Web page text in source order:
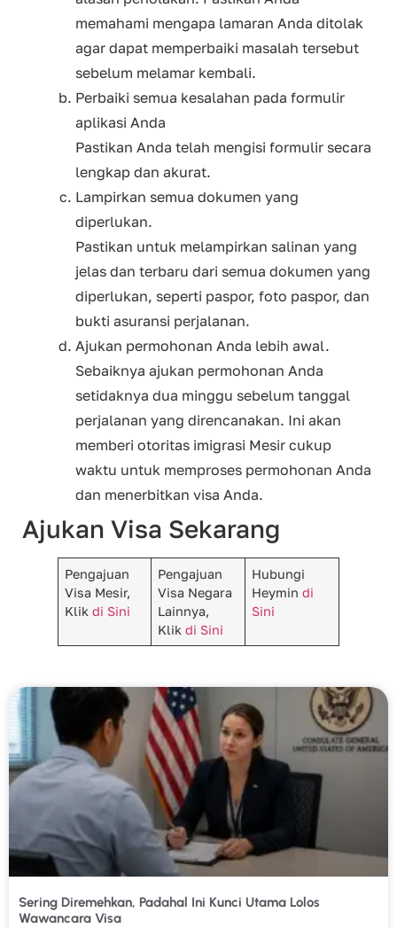
memahami mengapa lamaran Anda ditolak
agar dapat memperbaiki masalah tersebut
sebelum melamar kembali.
Perbaiki semua kesalahan pada formulir
aplikasi Anda
Pastikan Anda telah mengisi formulir secara
lengkap dan akurat.
Lampirkan semua dokumen yang
diperlukan.
Pastikan untuk melampirkan salinan yang
jelas dan terbaru dari semua dokumen yang
diperlukan, seperti paspor, foto paspor, dan
bukti asuransi perjalanan.
Ajukan permohonan Anda lebih awal.
Sebaiknya ajukan permohonan Anda
setidaknya dua minggu sebelum tanggal
perjalanan yang direncanakan. Ini akan
memberi otoritas imigrasi Mesir cukup
waktu untuk memproses permohonan Anda
dan menerbitkan visa Anda.
Ajukan Visa Sekarang
Pengajuan
Visa Mesir,
Klik di Sini
Pengajuan
Visa Negara
Lainnya,
Klikdi Sini
Hubungi
Heymindi
Sini
Sering Diremehkan, Padahal Ini Kunci Utama Lolos
Wawancara Visa